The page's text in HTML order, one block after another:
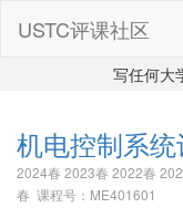
USTC评课社区
写任何大
机电控制系
2024春 2023春 2022春
春 课程号：ME401601